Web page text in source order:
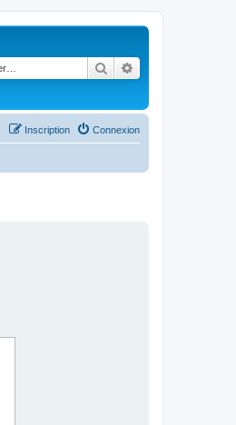
Rechercher
Connexion
Inscription